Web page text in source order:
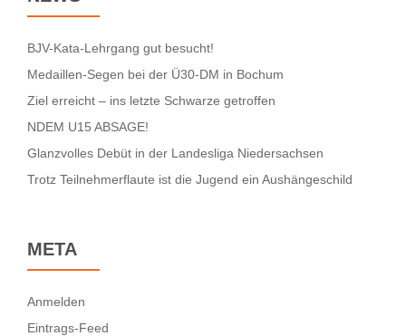
BJV-Kata-Lehrgang gut besucht!
Medaillen-Segen bei der Ü30-DM in Bochum
Ziel erreicht – ins letzte Schwarze getroffen
NDEM U15 ABSAGE!
Glanzvolles Debüt in der Landesliga Niedersachsen
Trotz Teilnehmerflaute ist die Jugend ein Aushängeschild
META
Anmelden
Eintrags-Feed